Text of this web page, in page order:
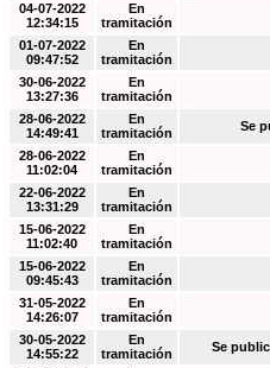
04-07-2022
12:34:15
En
tramitación
01-07-2022
09:47:52
En
tramitación
30-06-2022
13:27:36
En
tramitación
28-06-2022
14:49:41
En
tramitación
Se
28-06-2022
11:02:04
En
tramitación
22-06-2022
13:31:29
En
tramitación
15-06-2022
11:02:40
En
tramitación
15-06-2022
09:45:43
En
tramitación
31-05-2022
14:26:07
En
tramitación
30-05-2022
14:55:22
En
tramitación
Se